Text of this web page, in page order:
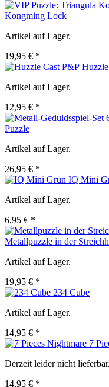
Kongming Lock
Artikel auf Lager.
19,95 € *
Artikel auf Lager.
12,95 € *
Puzzle
Artikel auf Lager.
26,95 € *
IQ Mini
Artikel auf Lager.
6,95 € *
Metallpuzzle in der
Artikel auf Lager.
19,95 € *
234 Cube
Artikel auf Lager.
14,95 € *
7
Derzeit leider nicht lieferbar.
14,95 € *